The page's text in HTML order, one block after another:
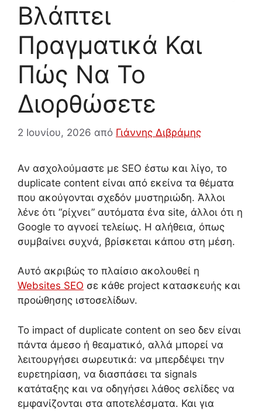
Βλάπτει
Πραγματικά Και
Πώς Να Το
Διορθώσετε
2 Ιουνίου, 2026 από Γιάννης Διβράμης
Αν ασχολούμαστε με SEO έστω και λίγο, το
duplicate content είναι από εκείνα τα θέματα
που ακούγονται σχεδόν μυστηριώδη. Άλλοι
λένε ότι “ρίχνει” αυτόματα ένα site, άλλοι ότι η
Google το αγνοεί τελείως. Η αλήθεια, όπως
συμβαίνει συχνά, βρίσκεται κάπου στη μέση.
Αυτό ακριβώς το πλαίσιο ακολουθεί η
Websites SEO σε κάθε project κατασκευής και
προώθησης ιστοσελίδων.
Το impact of duplicate content on seo δεν είναι
πάντα άμεσο ή θεαματικό, αλλά μπορεί να
λειτουργήσει σωρευτικά: να μπερδέψει την
ευρετηρίαση, να διασπάσει τα signals
κατάταξης και να οδηγήσει λάθος σελίδες να
εμφανίζονται στα αποτελέσματα. Και για